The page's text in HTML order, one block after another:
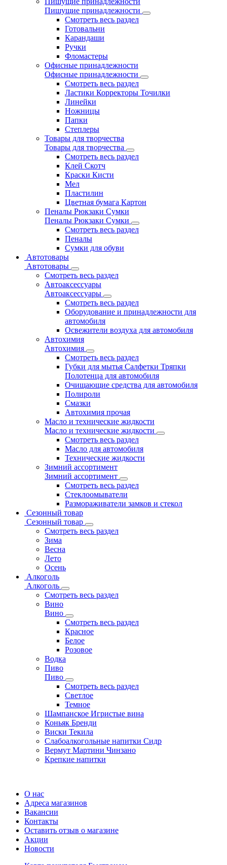
Пишущие принадлежности
Смотреть весь раздел
Готовальни
Карандаши
Ручки
Фломастеры
Офисные принадлежности
Офисные принадлежности
Смотреть весь раздел
Ластики Корректоры Точилки
Линейки
Ножницы
Папки
Степлеры
Товары для творчества
Товары для творчества
Смотреть весь раздел
Клей Скотч
Краски Кисти
Мел
Пластилин
Цветная бумага Картон
Пеналы Рюкзаки Сумки
Пеналы Рюкзаки Сумки
Смотреть весь раздел
Пеналы
Сумки для обуви
Автотовары
Автотовары
Смотреть весь раздел
Автоаксессуары
Автоаксессуары
Смотреть весь раздел
Оборудование и принадлежности для
автомобиля
Освежители воздуха для автомобиля
Автохимия
Автохимия
Смотреть весь раздел
Губки для мытья Салфетки Тряпки
Полотенца для автомобиля
Очищающие средства для автомобиля
Полироли
Смазки
Автохимия прочая
Масло и технические жидкости
Масло и технические жидкости
Смотреть весь раздел
Масло для автомобиля
Технические жидкости
Зимний ассортимент
Зимний ассортимент
Смотреть весь раздел
Стеклоомыватели
Размораживатели замков и стекол
Сезонный товар
Сезонный товар
Смотреть весь раздел
Зима
Весна
Лето
Осень
Алкоголь
Алкоголь
Смотреть весь раздел
Вино
Вино
Смотреть весь раздел
Красное
Белое
Розовое
Водка
Пиво
Пиво
Смотреть весь раздел
Cветлое
Темное
Шампанское Игристые вина
Коньяк Бренди
Виски Текила
Слабоалкогольные напитки Сидр
Вермут Мартини Чинзано
Крепкие напитки
О нас
Адреса магазинов
Вакансии
Контакты
Оставить отзыв о магазине
Акции
Новости